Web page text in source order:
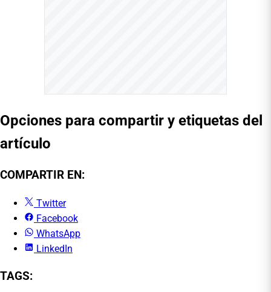
Opciones para compartir y etiquetas del
artículo
COMPARTIR EN:
Twitter
Facebook
WhatsApp
LinkedIn
TAGS: